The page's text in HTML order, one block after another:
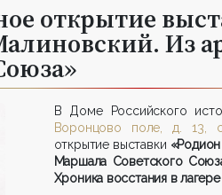
открытие
Из
В Доме Российского
Воронцово поле, д. 13,
открытие выставки
Маршала Советского
Хроника восстания в